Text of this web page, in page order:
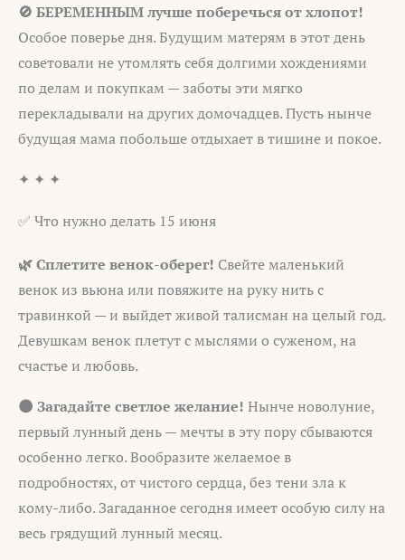
🚫 БЕРЕМЕННЫМ лучше поберечься от хлопот!
Особое поверье дня. Будущим матерям в этот день
советовали не утомлять себя долгими хождениями
по делам и покупкам — заботы эти мягко
перекладывали на других домочадцев. Пусть нынче
будущая мама побольше отдыхает в тишине и покое.
✦ ✦ ✦
✅ Что нужно делать 15 июня
🌿 Сплетите венок-оберег! Свейте маленький
венок из вьюна или повяжите на руку нить с
травинкой — и выйдет живой талисман на целый год.
Девушкам венок плетут с мыслями о суженом, на
счастье и любовь.
🌑 Загадайте светлое желание! Нынче новолуние,
первый лунный день — мечты в эту пору сбываются
особенно легко. Вообразите желаемое в
подробностях, от чистого сердца, без тени зла к
кому-либо. Загаданное сегодня имеет особую силу на
весь грядущий лунный месяц.